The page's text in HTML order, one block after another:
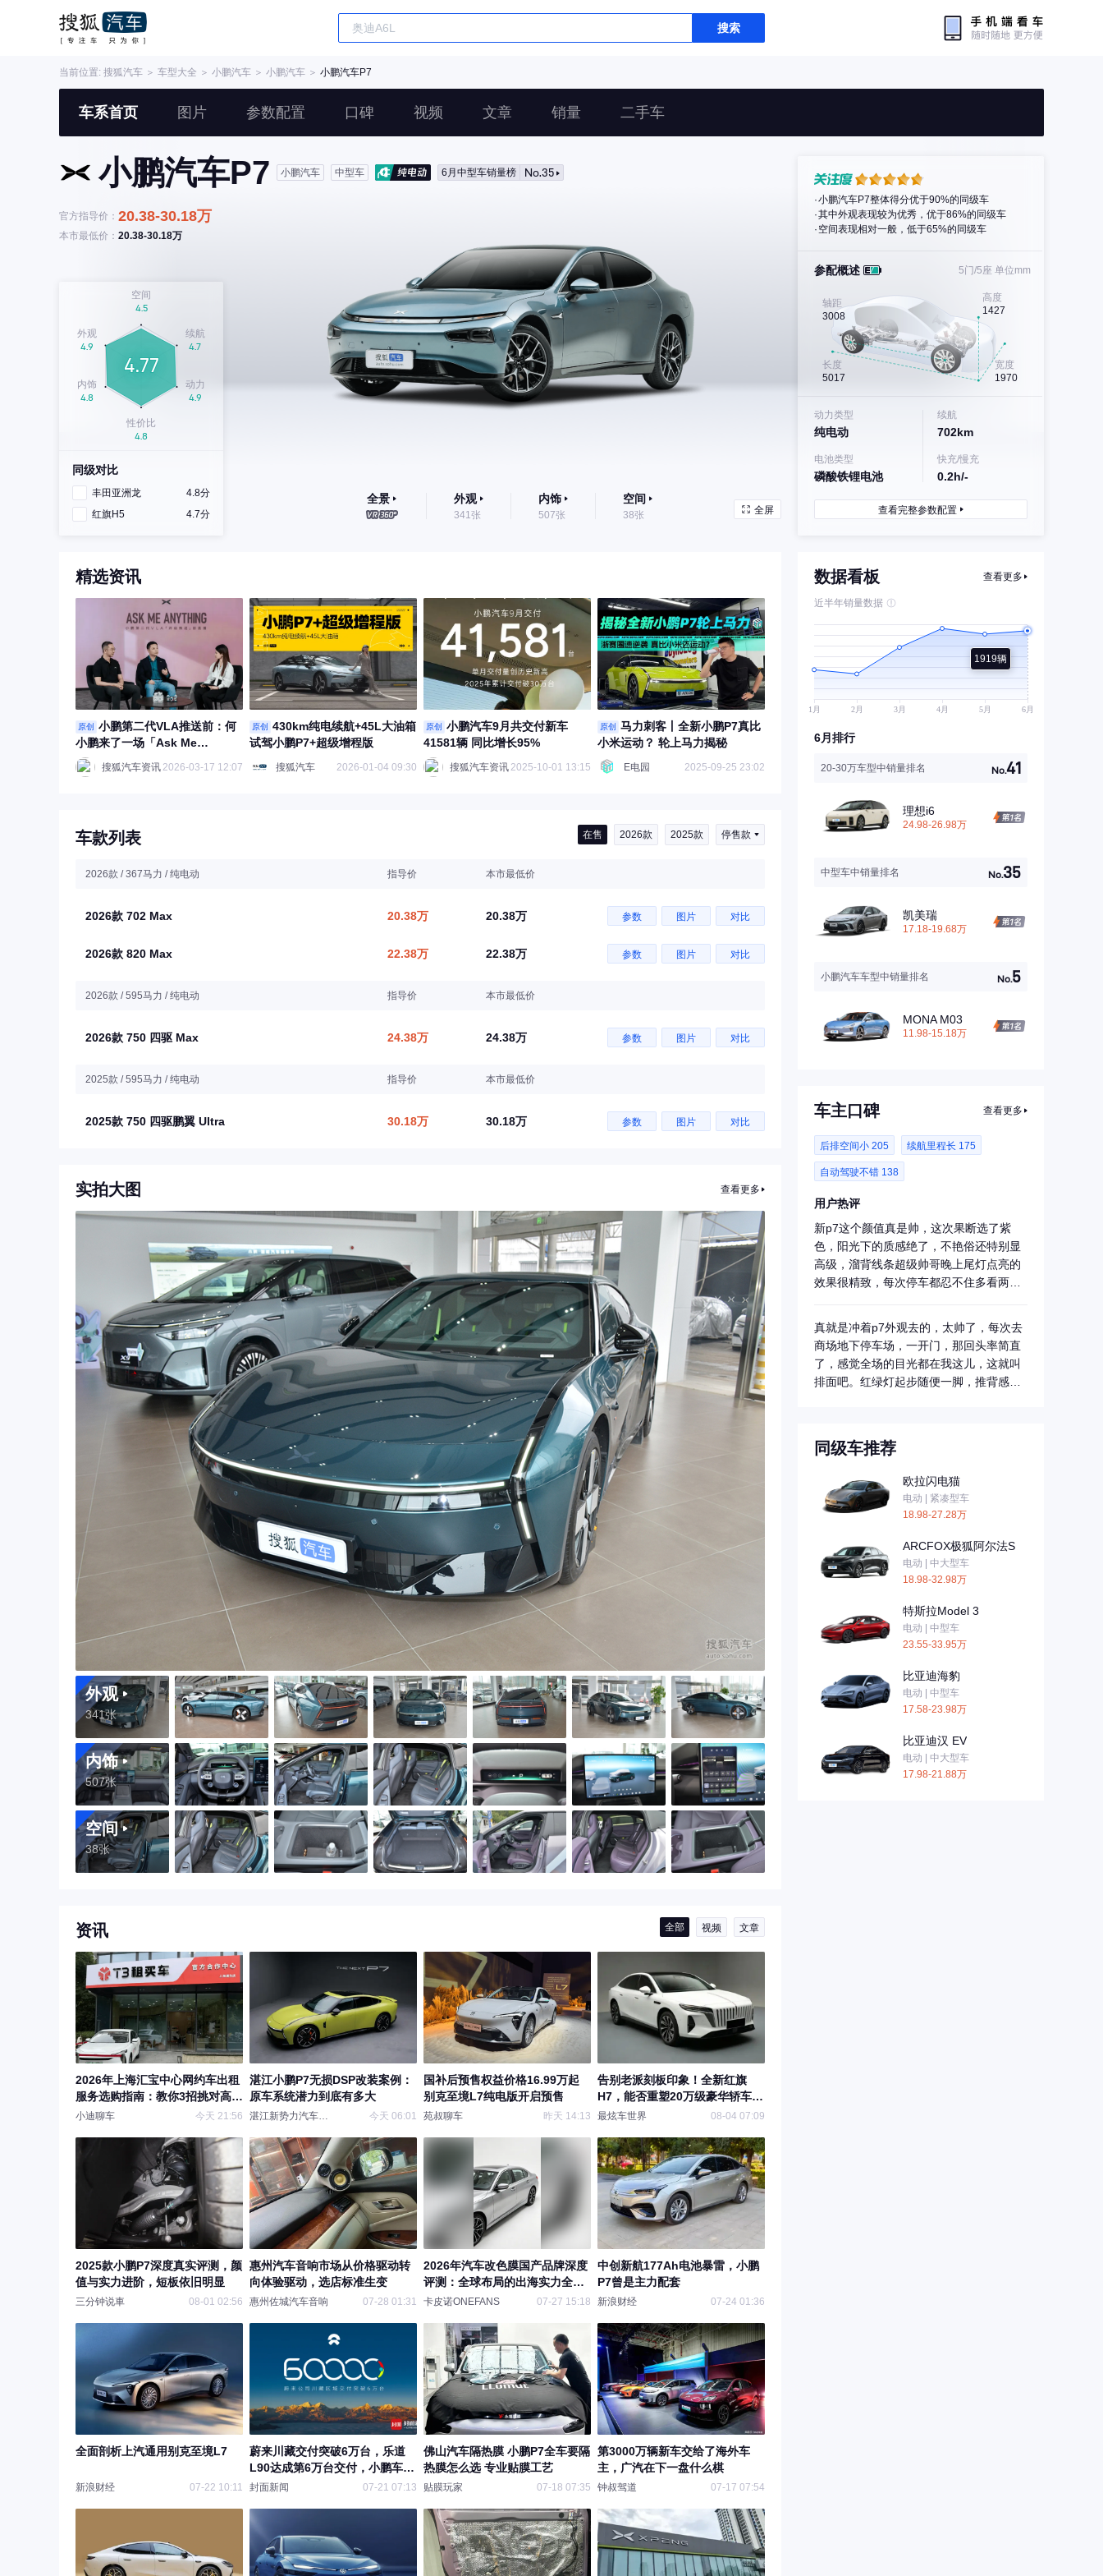
搜索
当前位置: 搜狐汽车 ＞ 车型大全 ＞ 小鹏汽车 ＞ 小鹏汽车 ＞ 小鹏汽车P7
车系首页 图片 参数配置 口碑 视频 文章 销量 二手车
小鹏汽车P7 小鹏汽车 中型车 6月中型车销量榜 No.35
官方指导价： 20.38-30.18万
本市最低价： 20.38-30.18万
同级对比
丰田亚洲龙
4.8分
红旗H5
4.7分
全景 外观
341张
内饰
507张
空间
38张 全屏
小鹏汽车P7整体得分优于90%的同级车
其中外观表现较为优秀，优于86%的同级车
空间表现相对一般，低于65%的同级车
参配概述 5门/5座 单位mm
轴距
3008
高度
1427
长度
5017
宽度
1970
动力类型
纯电动
续航
702km
电池类型
磷酸铁锂电池
快充/慢充
0.2h/-
查看完整参数配置
精选资讯
原创
小鹏第二代VLA推送前：何
小鹏来了一场「Ask Me
Anything」直播
搜狐汽车资讯2026-03-17 12:07
原创
430km纯电续航+45L大油箱
试驾小鹏P7+超级增程版
搜狐汽车 2026-01-04 09:30
原创
小鹏汽车9月共交付新车
41581辆 同比增长95%
搜狐汽车资讯2025-10-01 13:15
原创
马力刺客丨全新小鹏P7真比
小米运动？ 轮上马力揭秘
E电园 2025-09-25 23:02
车款列表 在售 2026款 2025款 停售款
2026款 / 367马力 / 纯电动 指导价 本市最低价
2026款 702 Max 20.38万 20.38万 参数 图片 对比
2026款 820 Max 22.38万 22.38万 参数 图片 对比
2026款 / 595马力 / 纯电动 指导价 本市最低价
2026款 750 四驱 Max 24.38万 24.38万 参数 图片 对比
2025款 / 595马力 / 纯电动 指导价 本市最低价
2025款 750 四驱鹏翼 Ultra 30.18万 30.18万 参数 图片 对比
实拍大图 查看更多
外观
341张
内饰
507张
空间
38张
资讯 全部 视频 文章
2026年上海汇宝中心网约车出租
服务选购指南：教你3招挑对高性
价比服务商
小迪聊车 今天 21:56
湛江小鹏P7无损DSP改装案例：
原车系统潜力到底有多大
湛江新势力汽车音响 今天 06:01
国补后预售权益价格16.99万起
别克至境L7纯电版开启预售
苑叔聊车 昨天 14:13
告别老派刻板印象！全新红旗
H7，能否重塑20万级豪华轿车格
局
最炫车世界 08-04 07:09
2025款小鹏P7深度真实评测，颜
值与实力进阶，短板依旧明显
三分钟说車 08-01 02:56
惠州汽车音响市场从价格驱动转
向体验驱动，选店标准生变
惠州佐城汽车音响 07-28 01:31
2026年汽车改色膜国产品牌深度
评测：全球布局的出海实力全景
解读
卡皮诺ONEFANS 07-27 15:18
中创新航177Ah电池暴雷，小鹏
P7曾是主力配套
新浪财经 07-24 01:36
全面剖析上汽通用别克至境L7
新浪财经 07-22 10:11
蔚来川藏交付突破6万台，乐道
L90达成第6万台交付，小鹏车主
自驾到英国｜数智汇
封面新闻 07-21 07:13
佛山汽车隔热膜 小鹏P7全车要隔
热膜怎么选 专业贴膜工艺
贴膜玩家 07-18 07:35
第3000万辆新车交给了海外车
主，广汽在下一盘什么棋
钟叔驾道 07-17 07:54
数据看板 查看更多
近半年销量数据
1919辆
6月排行
20-30万车型中销量排名 No.41
理想i6
24.98-26.98万
中型车中销量排名 No.35
凯美瑞
17.18-19.68万
小鹏汽车车型中销量排名 No.5
MONA M03
11.98-15.18万
车主口碑 查看更多
后排空间小 205 续航里程长 175
自动驾驶不错 138
用户热评
新p7这个颜值真是帅，这次果断选了紫
色，阳光下的质感绝了，不艳俗还特别显
高级，溜背线条超级帅哥晚上尾灯点亮的
效果很精致，每次停车都忍不住多看两
真就是冲着p7外观去的，太帅了，每次去
商场地下停车场，一开门，那回头率简直
了，感觉全场的目光都在我这儿，这就叫
排面吧。红绿灯起步随便一脚，推背感直
同级车推荐
欧拉闪电猫
电动 | 紧凑型车
18.98-27.28万
ARCFOX极狐阿尔法S
电动 | 中大型车
18.98-32.98万
特斯拉Model 3
电动 | 中型车
23.55-33.95万
比亚迪海豹
电动 | 中型车
17.58-23.98万
比亚迪汉 EV
电动 | 中大型车
17.98-21.88万